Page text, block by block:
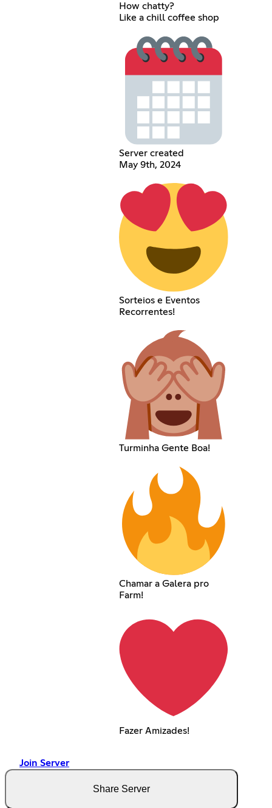
How chatty?
Like a chill coffee shop
Server created
May 9th, 2024
Sorteios e Eventos
Recorrentes!
Turminha Gente Boa!
Chamar a Galera pro
Farm!
Fazer Amizades!
Join Server
Share Server